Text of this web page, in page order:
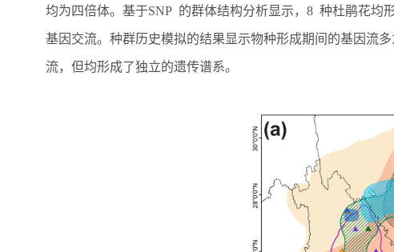
均为四倍体。基于SNP 的群体结构分析显示， 8 种杜鹃花均
基因交流。种群历史模拟的结果显示物种形成期间的基因流
流，但均形成了独立的遗传谱系。